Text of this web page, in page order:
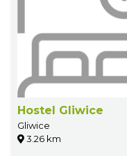
Hostel Gliwice
Gliwice
3.26 km